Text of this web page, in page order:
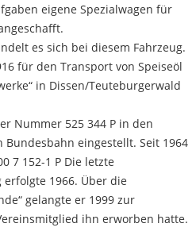
eigene Spezialwagen für
es sich bei diesem Fahrzeug.
für den Transport von Speiseöl
in Dissen/Teuteburgerwald
Nummer 525 344 P in den
Bundesbahn eingestellt. Seit 1964
7 152-1 P Die letzte
1966. Über die
gelangte er 1999 zur
ihn erworben hatte.